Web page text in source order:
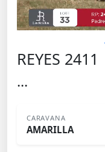
REYES 2411
...
CARAVANA
AMARILLA